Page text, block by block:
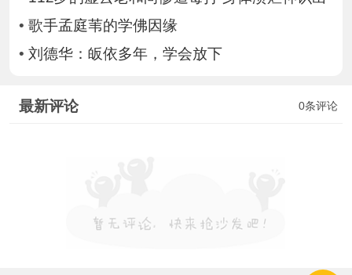
• 歌手孟庭苇的学佛因缘
• 刘德华：皈依多年，学会放下
0条评论
最新评论